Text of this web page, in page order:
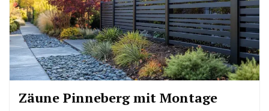
Zäune Pinneberg mit Montage